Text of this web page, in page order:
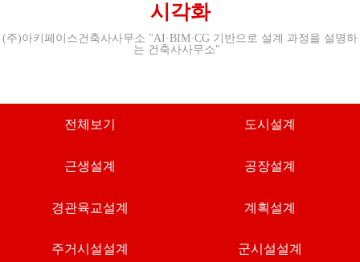
시각화
(주)아키페이스건축사사무소 "AI·BIM·CG 기반으로 설계 과정을 설명하
는 건축사사무소"
전체보기 도시설계
근생설계 공장설계
경관육교설계 계획설계
주거시설설계 군시설설계